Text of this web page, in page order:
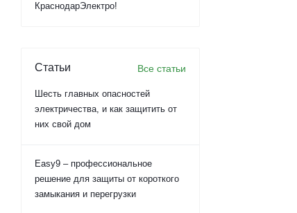
КраснодарЭлектро!
Статьи Все статьи
Шесть главных опасностей
электричества, и как защитить от
них свой дом
Easy9 – профессиональное
решение для защиты от короткого
замыкания и перегрузки